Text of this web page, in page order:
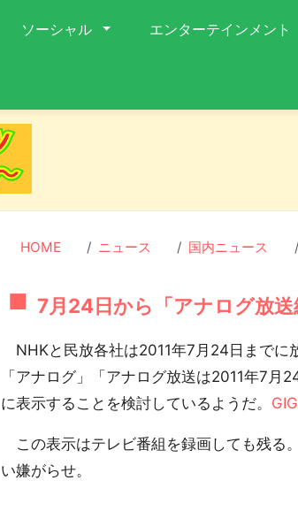
ソーシャル エンターテインメント
HOME ニュース 国内ニュース
7月24日から「アナログ放
NHKと民放各社は2011年7月24日までに
「アナログ」「アナログ放送は2011年7
に表示することを検討しているようだ。
この表示はテレビ番組を録画しても残る
い嫌がらせ。